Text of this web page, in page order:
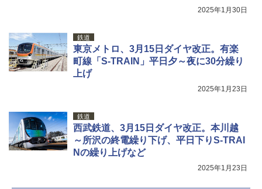
2025年1月30日
鉄道
東京メトロ、3月15日ダイヤ改正。有楽
町線「S-TRAIN」平日夕～夜に30分繰り
上げ
2025年1月23日
鉄道
西武鉄道、3月15日ダイヤ改正。本川越
～所沢の終電繰り下げ、平日下りS-TRAI
Nの繰り上げなど
2025年1月23日